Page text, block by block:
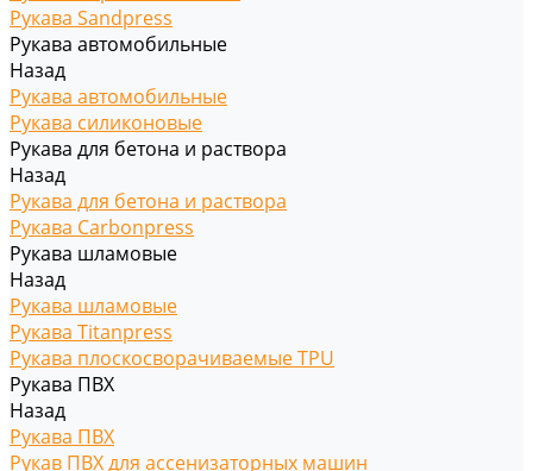
Рукава Sandpress
Рукава автомобильные
Назад
Рукава автомобильные
Рукава силиконовые
Рукава для бетона и раствора
Назад
Рукава для бетона и раствора
Рукава Carbonpress
Рукава шламовые
Назад
Рукава шламовые
Рукава Titanpress
Рукава плоскосворачиваемые TPU
Рукава ПВХ
Назад
Рукава ПВХ
Рукав ПВХ для ассенизаторных машин